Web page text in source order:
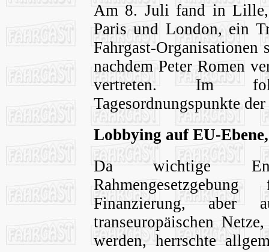
Am 8. Juli fand in Lille,
Paris und London, ein
Fahrgast-
nachdem Peter Romen
vertreten. Im
Tagesordnungspunkte
Lobbying auf EU-
Da wichtige
Finanzierung, aber
transeuropäischen
werden, herrschte